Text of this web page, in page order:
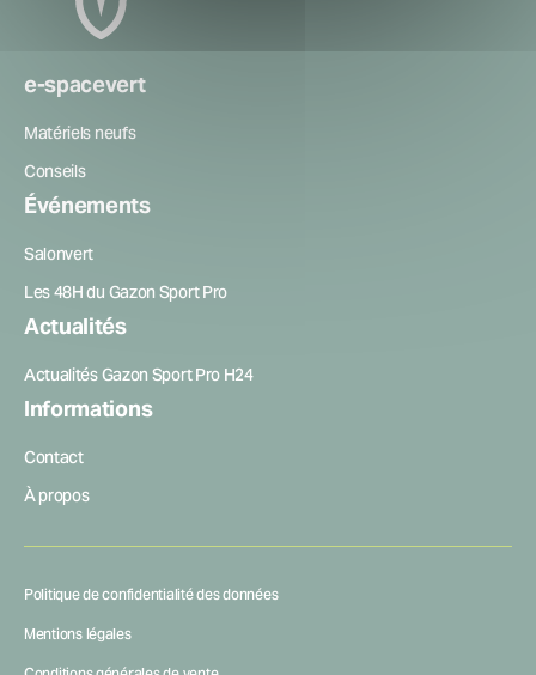
e-spacevert
Matériels neufs
Conseils
Événements
Salonvert
Les 48H du Gazon Sport Pro
Actualités
Actualités Gazon Sport Pro H24
Informations
Contact
À propos
Politique de confidentialité des données
Mentions légales